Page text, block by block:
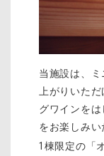
当施設は、
上がりいた
グワインを
をお楽しみい
1棟限定の「